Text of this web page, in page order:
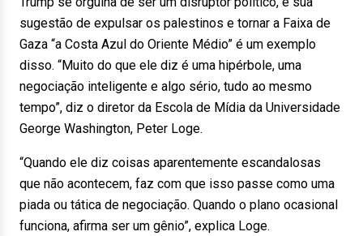
sugestão de expulsar os palestinos e tornar a Faixa de
Gaza “a Costa Azul do Oriente Médio” é um exemplo
disso. “Muito do que ele diz é uma hipérbole, uma
negociação inteligente e algo sério, tudo ao mesmo
tempo”, diz o diretor da Escola de Mídia da Universidade
George Washington, Peter Loge.
“Quando ele diz coisas aparentemente escandalosas
que não acontecem, faz com que isso passe como uma
piada ou tática de negociação. Quando o plano ocasional
funciona, afirma ser um gênio”, explica Loge.